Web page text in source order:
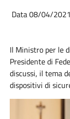
Data 08/04/2021
Il Ministro per le
Presidente di
discussi, il tema
dispositivi di